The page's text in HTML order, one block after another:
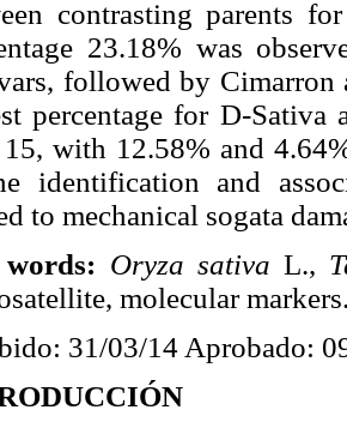
contrasting parents
23.18% was
followed by Cimarron
percentage for D-Sativa
15, with 12.58% and
identification and
to mechanical sogata
Oryza sativa L.,
molecular
31/03/14 Aprobado: